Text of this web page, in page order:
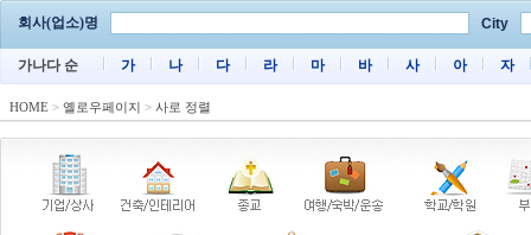
회사(업소)명 City
가나다 순 가 나 다 라 마 바 사 아 자
HOME > 옐로우페이지 > 사로 정렬